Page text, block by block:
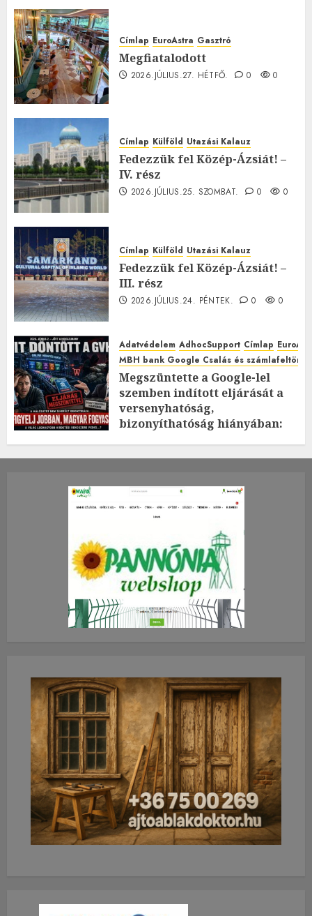
Címlap EuroAstra Gasztró
Megfiatalodott
2026.JÚLIUS.27. HÉTFŐ. 0 0
Címlap Külföld Utazási Kalauz
Fedezzük fel Közép-Ázsiát! –
IV. rész
2026.JÚLIUS.25. SZOMBAT. 0 0
Címlap Külföld Utazási Kalauz
Fedezzük fel Közép-Ázsiát! –
III. rész
2026.JÚLIUS.24. PÉNTEK. 0 0
Adatvédelem AdhocSupport Címlap
MBH bank Google Csalás és
Megszüntette a Google-lel
szemben indított eljárását a
versenyhatóság,
bizonyíthatóság hiányában:
2026.JÚLIUS.23. CSÜTÖRTÖK.
0